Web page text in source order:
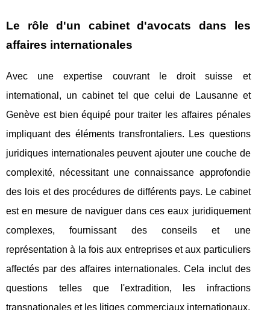
Le rôle d'un cabinet d'avocats dans les
affaires internationales
Avec une expertise couvrant le droit suisse et
international, un cabinet tel que celui de Lausanne et
Genève est bien équipé pour traiter les affaires pénales
impliquant des éléments transfrontaliers. Les questions
juridiques internationales peuvent ajouter une couche de
complexité, nécessitant une connaissance approfondie
des lois et des procédures de différents pays. Le cabinet
est en mesure de naviguer dans ces eaux juridiquement
complexes, fournissant des conseils et une
représentation à la fois aux entreprises et aux particuliers
affectés par des affaires internationales. Cela inclut des
questions telles que l'extradition, les infractions
transnationales et les litiges commerciaux internationaux.